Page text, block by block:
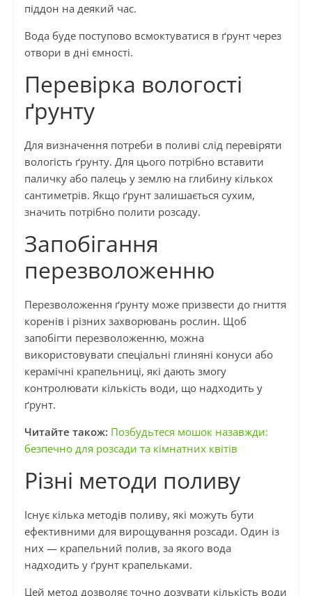
піддон на деякий час.
Вода буде поступово всмоктуватися в ґрунт через
отвори в дні ємності.
Перевірка вологості
ґрунту
Для визначення потреби в поливі слід перевіряти
вологість ґрунту. Для цього потрібно вставити
паличку або палець у землю на глибину кількох
сантиметрів. Якщо ґрунт залишається сухим,
значить потрібно полити розсаду.
Запобігання
перезволоженню
Перезволоження ґрунту може призвести до гниття
коренів і різних захворювань рослин. Щоб
запобігти перезволоженню, можна
використовувати спеціальні глиняні конуси або
керамічні крапельниці, які дають змогу
контролювати кількість води, що надходить у
ґрунт.
Читайте також: Позбудьтеся мошок назавжди:
безпечно для розсади та кімнатних квітів
Різні методи поливу
Існує кілька методів поливу, які можуть бути
ефективними для вирощування розсади. Один із
них — крапельний полив, за якого вода
надходить у ґрунт крапельками.
Цей метод дозволяє точно дозувати кількість води